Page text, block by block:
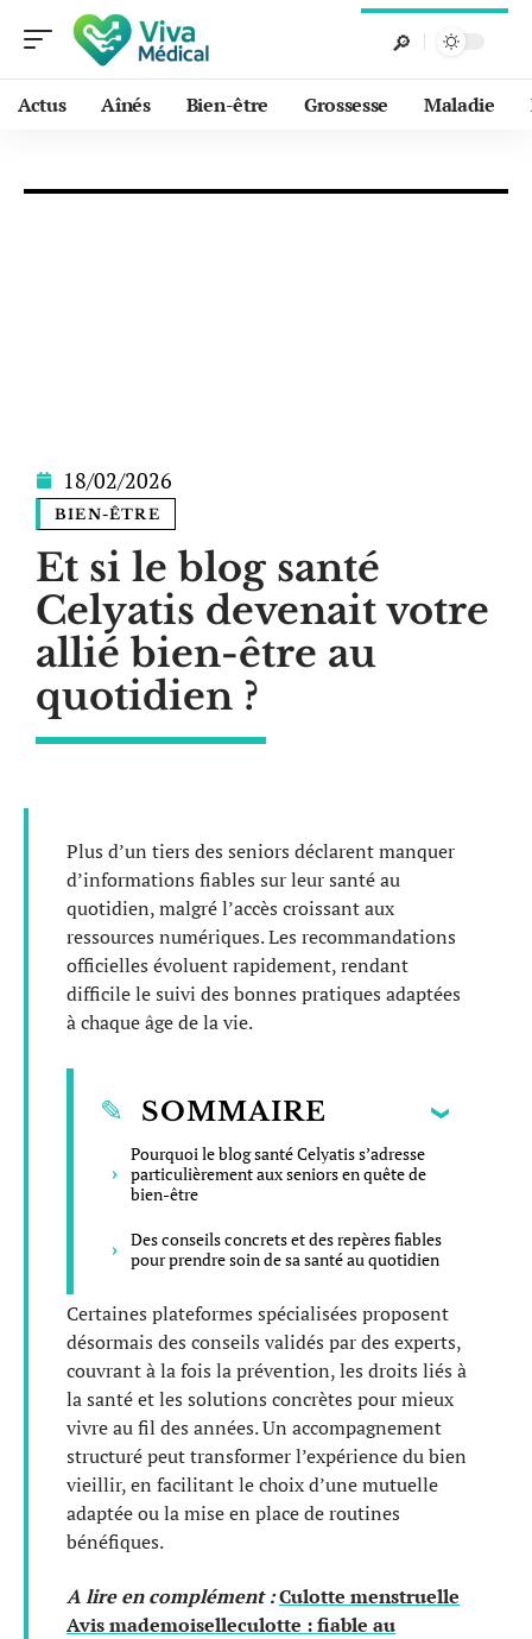
Actus Aînés Bien-être Grossesse Maladie
18/02/2026
BIEN-ÊTRE
Et si le blog santé
Celyatis devenait votre
allié bien-être au
quotidien ?
Plus d’un tiers des seniors déclarent manquer
d’informations fiables sur leur santé au
quotidien, malgré l’accès croissant aux
ressources numériques. Les recommandations
officielles évoluent rapidement, rendant
difficile le suivi des bonnes pratiques adaptées
à chaque âge de la vie.
SOMMAIRE
Pourquoi le blog santé Celyatis s’adresse
particulièrement aux seniors en quête de
bien-être
Des conseils concrets et des repères fiables
pour prendre soin de sa santé au quotidien
Certaines plateformes spécialisées proposent
désormais des conseils validés par des experts,
couvrant à la fois la prévention, les droits liés à
la santé et les solutions concrètes pour mieux
vivre au fil des années. Un accompagnement
structuré peut transformer l’expérience du bien
vieillir, en facilitant le choix d’une mutuelle
adaptée ou la mise en place de routines
bénéfiques.
A lire en complément :Culotte menstruelle
Avis mademoiselleculotte : fiable au